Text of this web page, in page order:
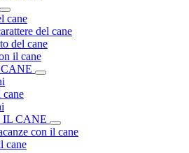
cane
del cane
del cane
il cane
CANE
con il cane
cane